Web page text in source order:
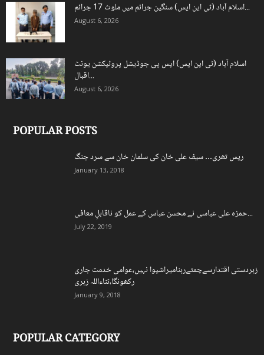
اسلام آباد (ٹی این ایس) سنگین جرائم میں ملوث 17 جرائم...
August 6, 2026
اسلام آباد (ٹی این ایس) ایس پی جوڈیشل پروٹیکشن یونٹ
اقبال...
August 6, 2026
POPULAR POSTS
ریس تھری… سیف علی خان کی سلمان خان سے سرد جنگ
January 13, 2018
حمزہ علی عباسی نے محسن عباس کے عمل کو ناقابلِ معافی...
July 22, 2019
زبردستی اقتدارسےچمٹےرہنامیراشیوا نہیں،عوامی خدمت جاری
رکھونگا،ثناءاللہ زہری
January 9, 2018
POPULAR CATEGORY